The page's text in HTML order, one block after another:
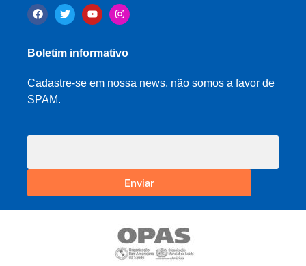
Boletim informativo
Cadastre-se em nossa news, não somos a favor de
SPAM.
Enviar